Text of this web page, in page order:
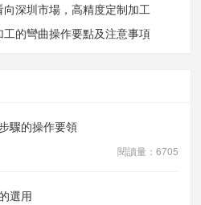
深圳市場，高精度定制加工
的彎曲操作要點及注意事項
驟的操作要領
閱讀量：6705
選用